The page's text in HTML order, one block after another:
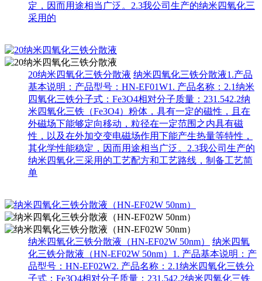
定，因而用途相当广泛。2.3我公司生产的纳米四氧化三
采用的
20纳米四氧化三铁分散液 纳米四氧化三铁分散液1.产品
基本说明：产品型号：HN-EF01W1. 产品名称：2.1纳米
四氧化三铁分子式：Fe3O4相对分子质量：231.542.2纳
米四氧化三铁（Fe3O4）粉体，具有一定的磁性，且在
外磁场下能够定向移动，粒径在一定范围之内具有磁
性，以及在外加交变电磁场作用下能产生热量等特性，
其化学性能稳定，因而用途相当广泛。2.3我公司生产的
纳米四氧化三采用的工艺配方和工艺路线，制备工艺简
单
纳米四氧化三铁分散液（HN-EF02W 50nm）
纳米四氧
化三铁分散液（HN-EF02W 50nm）1. 产品基本说明：产
品型号：HN-EF02W2. 产品名称：2.1纳米四氧化三铁分
子式：Fe3O4相对分子质量：231.542.2纳米四氧化三铁